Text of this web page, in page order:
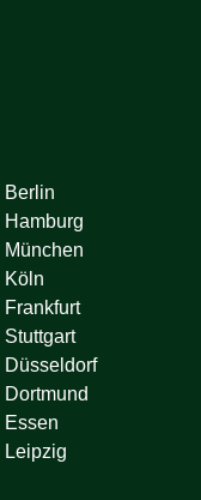
Berlin
Hamburg
München
Köln
Frankfurt
Stuttgart
Düsseldorf
Dortmund
Essen
Leipzig